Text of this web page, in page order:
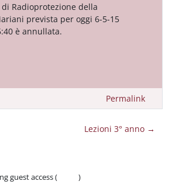
di Radioprotezione della
prevista per oggi 6-5-15
è annullata.
Permalink
Lezioni 3° anno →
guest access (
)